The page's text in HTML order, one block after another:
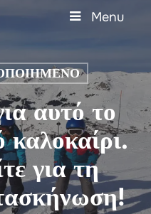
Menu
αυτό το
καλοκαίρι.
για τη